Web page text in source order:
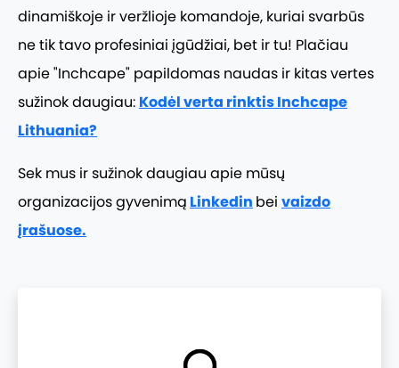
dinamiškoje ir veržlioje komandoje, kuriai svarbūs
ne tik tavo profesiniai įgūdžiai, bet ir tu! Plačiau
apie "Inchcape" papildomas naudas ir kitas vertes
sužinok daugiau: Kodėl verta rinktis Inchcape
Lithuania?
Sek mus ir sužinok daugiau apie mūsų
organizacijos gyvenimą Linkedin bei vaizdo
įrašuose.